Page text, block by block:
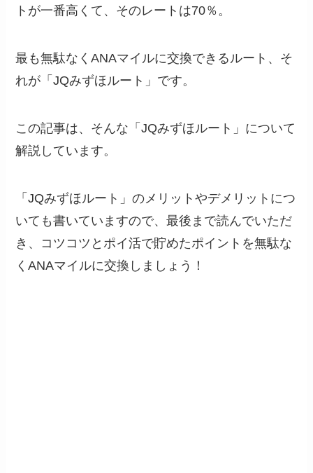
トが一番高くて、そのレートは70％。
最も無駄なくANAマイルに交換できるルート、そ
れが「JQみずほルート」です。
この記事は、そんな「JQみずほルート」について
解説しています。
「JQみずほルート」のメリットやデメリットにつ
いても書いていますので、最後まで読んでいただ
き、コツコツとポイ活で貯めたポイントを無駄な
くANAマイルに交換しましょう！